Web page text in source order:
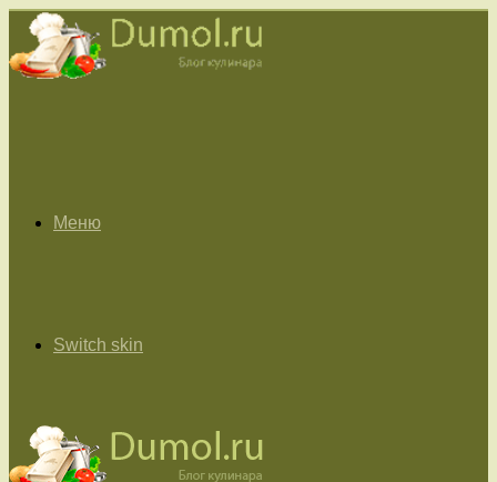
Меню
Switch skin